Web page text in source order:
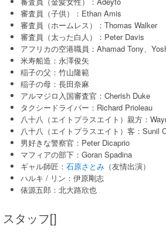
審査員（子供）：Ethan Amis
審査員（ホームレス）：Thomas Walker
審査員（太った白人）：Peter Davis
アフリカの空港職員：Ahamad Tony、
米寿船造：永澤俊矢
稲子の父：竹山隆範
稲子の母：長田奈麻
アルマジロ入国審査官：Cherish Duke
タクシードライバー：Richard Prioleau
八十八（エイトプラスエイト）親方：
八十八（エイトプラスエイト）客：Sunil
男好きな警察官：Peter Dicaprio
マフィアの部下：Goran Spadina
ギャル師匠： 石原さとみ （友情出演）
ハルキ / リン：伊原剛志
俵源五郎：北大路欣也
スタッフ[]